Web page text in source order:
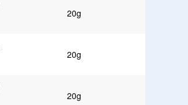
20g
20g
20g